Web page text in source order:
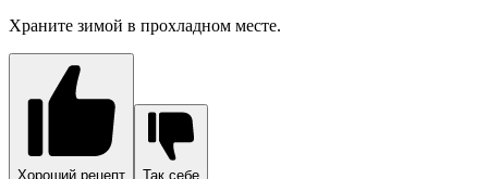
Храните зимой в прохладном месте.
Хороший рецепт Так себе